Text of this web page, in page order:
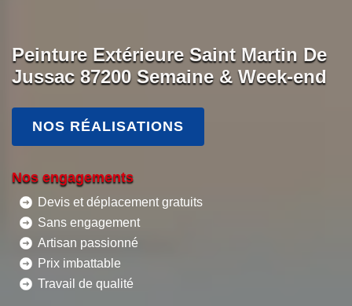
Peinture Extérieure Saint Martin De
Jussac 87200 Semaine & Week-end
NOS RÉALISATIONS
Nos engagements
Devis et déplacement gratuits
Sans engagement
Artisan passionné
Prix imbattable
Travail de qualité